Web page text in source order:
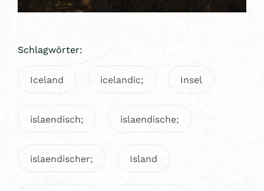
Schlagwörter:
Iceland icelandic; Insel
islaendisch; islaendische;
islaendischer; Island